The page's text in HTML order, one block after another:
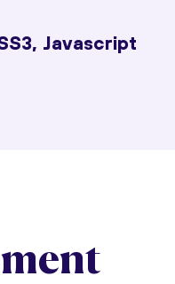
Javascript